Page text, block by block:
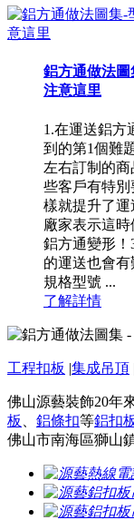
鋁方通做法
注意這里
1.在運送鋁方
到的第1個難
左右訂制的
些客戶有特
樣就提升了
廠家表示這
鋁方通變形
的運送也會
規格型號 ...
了解詳情
工程扣板 |集成吊頂
佛山源藝裝飾20年
板
鋁條扣等鋁扣
佛山市南海區獅山